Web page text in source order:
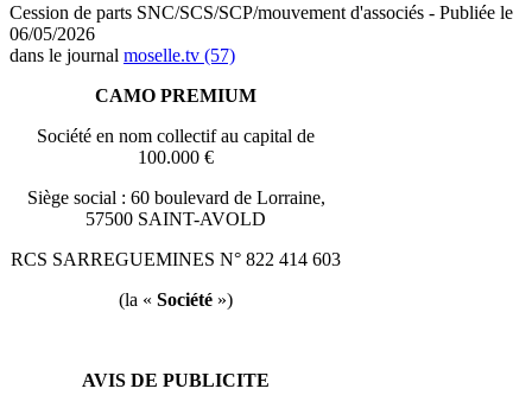
Cession de parts SNC/SCS/SCP/mouvement d'associés - Publiée le
06/05/2026
dans le journal moselle.tv (57)
CAMO PREMIUM
Société en nom collectif au capital de
100.000 €
Siège social : 60 boulevard de Lorraine,
57500 SAINT-AVOLD
RCS SARREGUEMINES N° 822 414 603
(la « Société »)
AVIS DE PUBLICITE